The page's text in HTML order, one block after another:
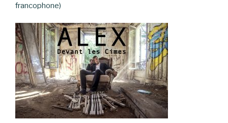
francophone)